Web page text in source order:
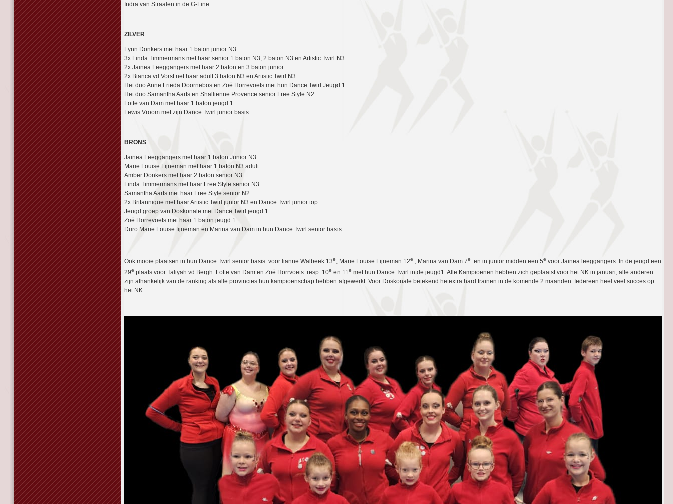
Indra van Straalen in de G-Line
ZILVER
Lynn Donkers met haar 1 baton junior N3
3x Linda Timmermans met haar senior 1 baton N3, 2 baton N3 en Artistic Twirl N3
2x Jainea Leeggangers met haar 2 baton en 3 baton junior
2x Bianca vd Vorst net haar adult 3 baton N3 en Artistic Twirl N3
Het duo Anne Frieda Doornebos en Zoë Horrevoets met hun Dance Twirl Jeugd 1
Het duo Samantha Aarts en Shalliënne Provence senior Free Style N2
Lotte van Dam met haar 1 baton jeugd 1
Lewis Vroom met zijn Dance Twirl junior basis
BRONS
Jainea Leeggangers met haar 1 baton Junior N3
Marie Louise Fijneman met haar 1 baton N3 adult
Amber Donkers met haar 2 baton senior N3
Linda Timmermans met haar Free Style senior N3
Samantha Aarts met haar Free Style senior N2
2x Britannique met haar Artistic Twirl junior N3 en Dance Twirl junior top
Jeugd groep van Doskonale met Dance Twirl jeugd 1
Zoë Horrevoets met haar 1 baton jeugd 1
Duro Marie Louise fijneman en Marina van Dam in hun Dance Twirl senior basis
Ook mooie plaatsen in hun Dance Twirl senior basis voor lianne Walbeek 13e, Marie Louise Fijneman 12e , Marina van Dam 7e en in junior midden een 5e voor Jainea leeggangers. In de jeugd een
29e plaats voor Taliyah vd Bergh. Lotte van Dam en Zoë Horrvoets resp. 10e en 11e met hun Dance Twirl in de jeugd1. Alle Kampioenen hebben zich geplaatst voor het NK in januari, alle anderen
zijn afhankelijk van de ranking als alle provincies hun kampioenschap hebben afgewerkt. Voor Doskonale betekend hetextra hard trainen in de komende 2 maanden. Iedereen heel veel succes op
het NK.